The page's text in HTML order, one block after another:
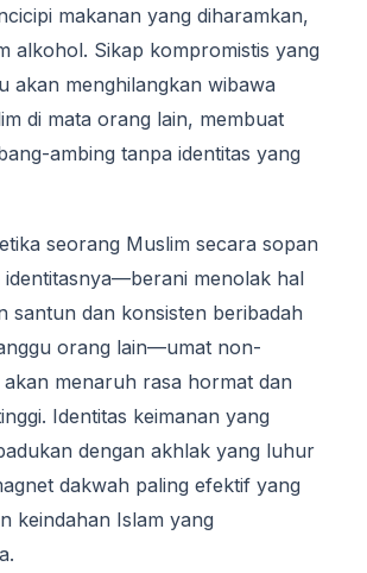
makanan yang diharamkan,
alkohol. Sikap kompromistis yang
akan menghilangkan wibawa
di mata orang lain, membuat
ambing tanpa identitas yang
seorang Muslim secara sopan
identitasnya—berani menolak hal
santun dan konsisten beribadah
orang lain—umat non-
menaruh rasa hormat dan
Identitas keimanan yang
dengan akhlak yang luhur
dakwah paling efektif yang
keindahan Islam yang